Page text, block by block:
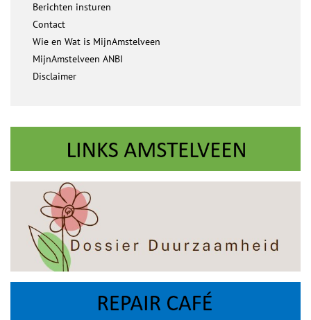
Berichten insturen
Contact
Wie en Wat is MijnAmstelveen
MijnAmstelveen ANBI
Disclaimer